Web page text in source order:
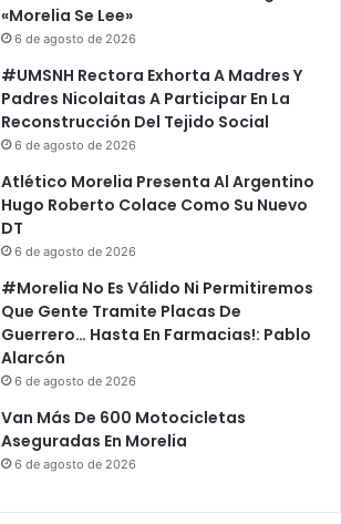
«Morelia Se Lee»
6 de agosto de 2026
#UMSNH Rectora Exhorta A Madres Y
Padres Nicolaitas A Participar En La
Reconstrucción Del Tejido Social
6 de agosto de 2026
Atlético Morelia Presenta Al Argentino
Hugo Roberto Colace Como Su Nuevo
DT
6 de agosto de 2026
#Morelia No Es Válido Ni Permitiremos
Que Gente Tramite Placas De
Guerrero… Hasta En Farmacias!: Pablo
Alarcón
6 de agosto de 2026
Van Más De 600 Motocicletas
Aseguradas En Morelia
6 de agosto de 2026